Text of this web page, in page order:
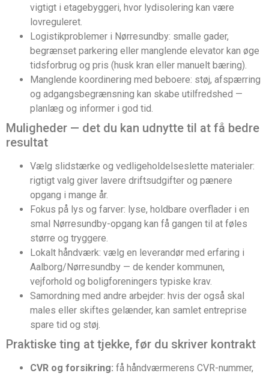
vigtigt i etagebyggeri, hvor lydisolering kan være
lovreguleret.
Logistikproblemer i Nørresundby: smalle gader,
begrænset parkering eller manglende elevator kan øge
tidsforbrug og pris (husk kran eller manuelt bæring).
Manglende koordinering med beboere: støj, afspærring
og adgangsbegrænsning kan skabe utilfredshed —
planlæg og informer i god tid.
Muligheder — det du kan udnytte til at få bedre
resultat
Vælg slidstærke og vedligeholdelseslette materialer:
rigtigt valg giver lavere driftsudgifter og pænere
opgang i mange år.
Fokus på lys og farver: lyse, holdbare overflader i en
smal Nørresundby-opgang kan få gangen til at føles
større og tryggere.
Lokalt håndværk: vælg en leverandør med erfaring i
Aalborg/Nørresundby — de kender kommunen,
vejforhold og boligforeningers typiske krav.
Samordning med andre arbejder: hvis der også skal
males eller skiftes gelænder, kan samlet entreprise
spare tid og støj.
Praktiske ting at tjekke, før du skriver kontrakt
CVR og forsikring: få håndværmerens CVR-nummer,